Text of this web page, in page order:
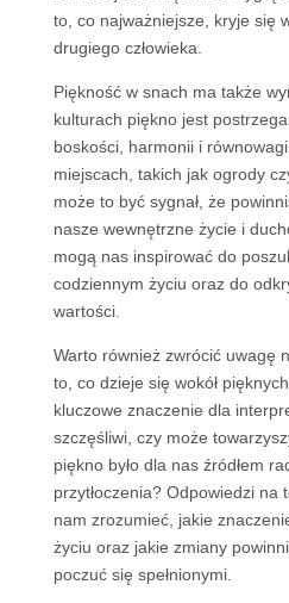
to, co najważniejsze, kryje się
drugiego człowieka.
Piękność w snach ma także
kulturach piękno jest
boskości, harmonii i
miejscach, takich jak ogrody
może to być sygnał, że
nasze wewnętrzne życie i
mogą nas inspirować do
codziennym życiu oraz do
wartości.
Warto również zwrócić uwagę
to, co dzieje się wokół
kluczowe znaczenie dla
szczęśliwi, czy może
piękno było dla nas źródłem
przytłoczenia? Odpowiedzi
nam zrozumieć, jakie
życiu oraz jakie zmiany
poczuć się spełnionymi.